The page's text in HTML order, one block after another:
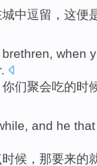
城中逗留 ， 这便
brethren, when
.
你们聚会吃的时
, and he that
时候 ， 那要来的